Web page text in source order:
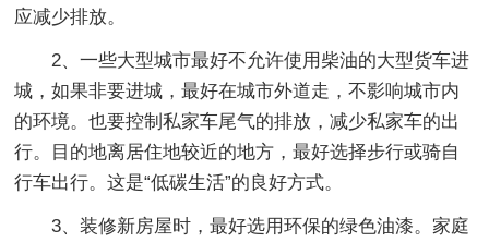
应减少排放。
2、一些大型城市最好不允许使用柴油的大型货车进
城，如果非要进城，最好在城市外道走，不影响城市内
的环境。也要控制私家车尾气的排放，减少私家车的出
行。目的地离居住地较近的地方，最好选择步行或骑自
行车出行。这是“低碳生活”的良好方式。
3、装修新房屋时，最好选用环保的绿色油漆。家庭